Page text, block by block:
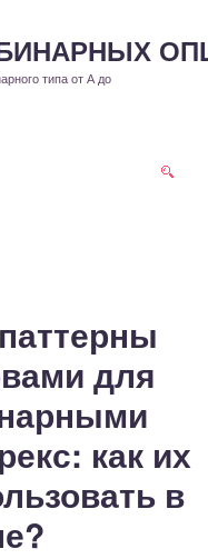
типа от А до
для
как их
в